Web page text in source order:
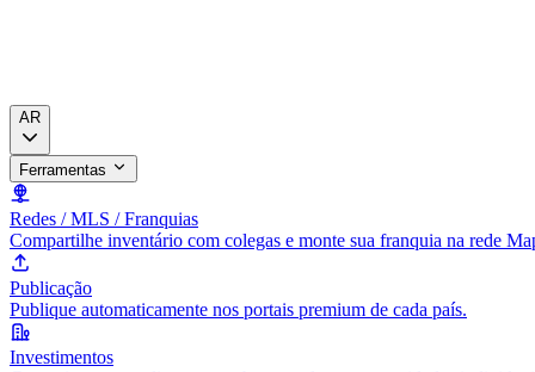
AR
Ferramentas
Redes / MLS / Franquias
Compartilhe inventário com colegas e monte sua franquia na rede
Publicação
Publique automaticamente nos portais premium de cada país.
Investimentos